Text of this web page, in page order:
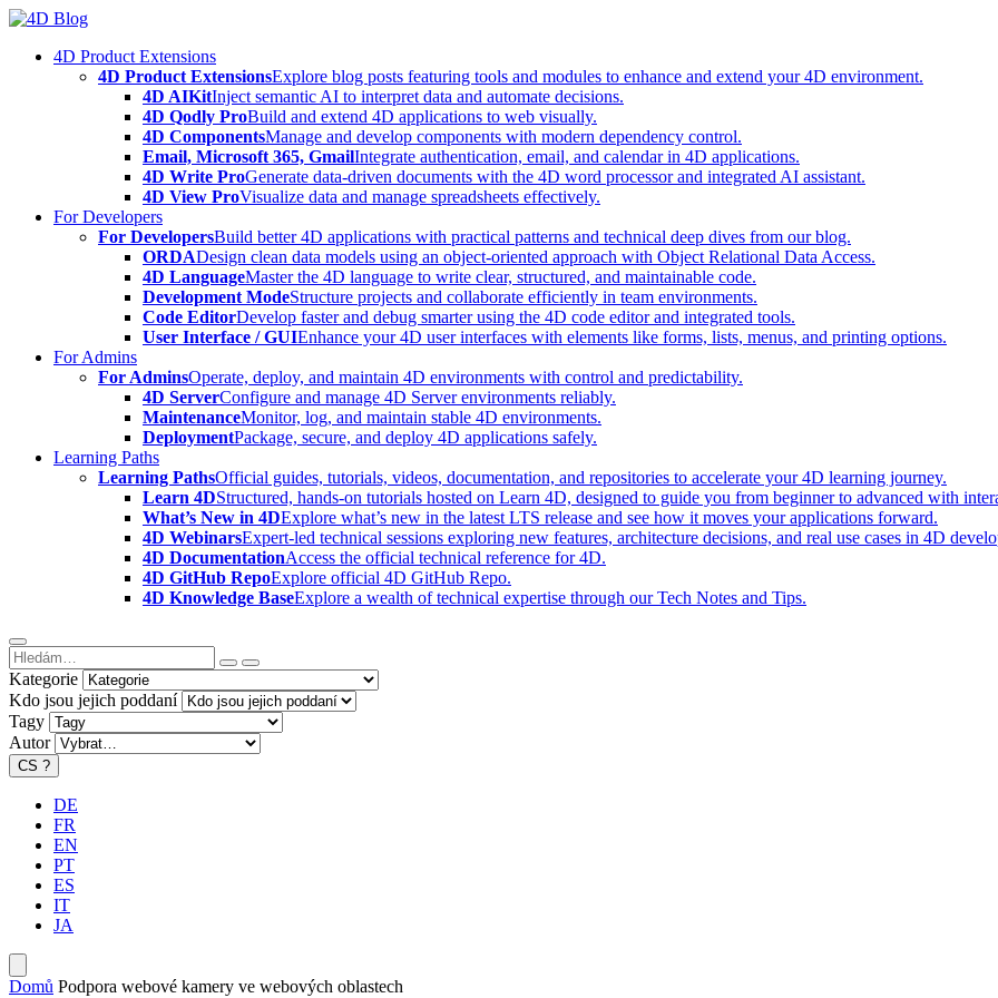
Skip
content4D Product Extensions
4D Product ExtensionsExplore blog posts featuring tools and modules to enhance and extend your 4D environment.
4D AIKitInject semantic AI to interpret data and automate decisions.
4D Qodly ProBuild and extend 4D applications to web visually.
4D ComponentsManage and develop components with modern dependency control.
Email, Microsoft 365, GmailIntegrate authentication, email, and calendar in 4D applications.
4D Write ProGenerate data-driven documents with the 4D word processor and integrated AI assistant.
4D View ProVisualize data and manage spreadsheets effectively.
For Developers
For DevelopersBuild better 4D applications with practical patterns and technical deep dives from our blog.
ORDADesign clean data models using an object-oriented approach with Object Relational Data Access.
4D LanguageMaster the 4D language to write clear, structured, and maintainable code.
Development ModeStructure projects and collaborate efficiently in team environments.
Code EditorDevelop faster and debug smarter using the 4D code editor and integrated tools.
User Interface / GUIEnhance your 4D user interfaces with elements like forms, lists, menus, and printing options.
For Admins
For AdminsOperate, deploy, and maintain 4D environments with control and predictability.
4D ServerConfigure and manage 4D Server environments reliably.
MaintenanceMonitor, log, and maintain stable 4D environments.
DeploymentPackage, secure, and deploy 4D applications safely.
Learning Paths
Learning PathsOfficial guides, tutorials, videos, documentation, and repositories to accelerate your 4D learning journey.
Learn 4DStructured, hands-on tutorials hosted on Learn 4D, designed to guide you from beginner to advanced with
What’s New in 4DExplore what’s new in the latest LTS release and see how it moves your applications forward.
4D WebinarsExpert-led technical sessions exploring new features, architecture decisions, and real use cases in 4D
4D DocumentationAccess the official technical reference for 4D.
4D GitHub RepoExplore official 4D GitHub Repo.
4D Knowledge BaseExplore a wealth of technical expertise through our Tech Notes and Tips.
Kategorie
Kdo jsou jejich poddaní
Tagy
Autor
CS ?
DE
FR
EN
PT
ES
IT
JA
Domů Podpora webové kamery ve webových oblastech